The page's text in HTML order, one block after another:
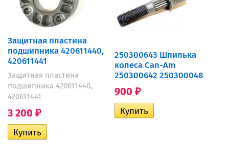
Защитная пластина
подшипника 420611440,
420611441
Защитная пластина
подшипника 420611440,
420611441
3 200 ₽
250300643 Шпилька
колеса Can-Am
250300642 250300048
900 ₽